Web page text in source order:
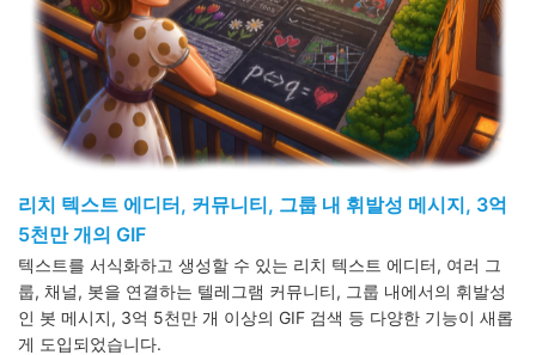
리치 텍스트 에디터, 커뮤니티, 그룹 내 휘발성 메시지, 3억
5천만 개의 GIF
텍스트를 서식화하고 생성할 수 있는 리치 텍스트 에디터, 여러 그
룹, 채널, 봇을 연결하는 텔레그램 커뮤니티, 그룹 내에서의 휘발성
인 봇 메시지, 3억 5천만 개 이상의 GIF 검색 등 다양한 기능이 새롭
게 도입되었습니다.